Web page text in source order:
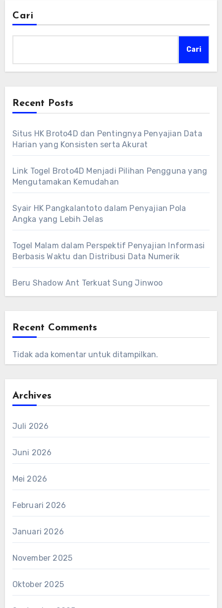
Cari
Cari
Recent Posts
Situs HK Broto4D dan Pentingnya Penyajian Data
Harian yang Konsisten serta Akurat
Link Togel Broto4D Menjadi Pilihan Pengguna yang
Mengutamakan Kemudahan
Syair HK Pangkalantoto dalam Penyajian Pola
Angka yang Lebih Jelas
Togel Malam dalam Perspektif Penyajian Informasi
Berbasis Waktu dan Distribusi Data Numerik
Beru Shadow Ant Terkuat Sung Jinwoo
Recent Comments
Tidak ada komentar untuk ditampilkan.
Archives
Juli 2026
Juni 2026
Mei 2026
Februari 2026
Januari 2026
November 2025
Oktober 2025